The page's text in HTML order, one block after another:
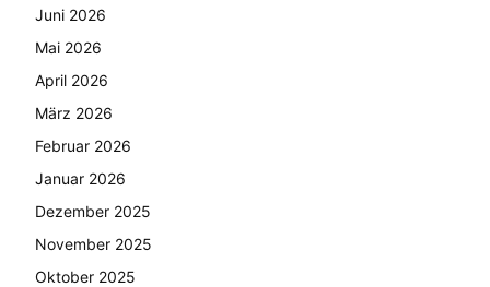
Juni 2026
Mai 2026
April 2026
März 2026
Februar 2026
Januar 2026
Dezember 2025
November 2025
Oktober 2025